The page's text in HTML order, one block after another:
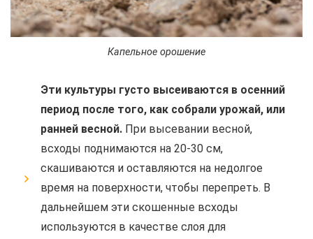
Капельное орошение
Эти культуры густо высеиваются в осенний
период после того, как собрали урожай, или
ранней весной. При высевании весной,
всходы поднимаются на 20-30 см,
скашиваются и оставляются на недолгое
время на поверхности, чтобы перепреть. В
дальнейшем эти скошенные всходы
используются в качестве слоя для